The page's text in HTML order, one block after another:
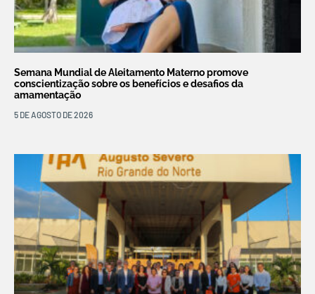
Semana Mundial de Aleitamento Materno promove
conscientização sobre os benefícios e desafios da
amamentação
5 DE AGOSTO DE 2026